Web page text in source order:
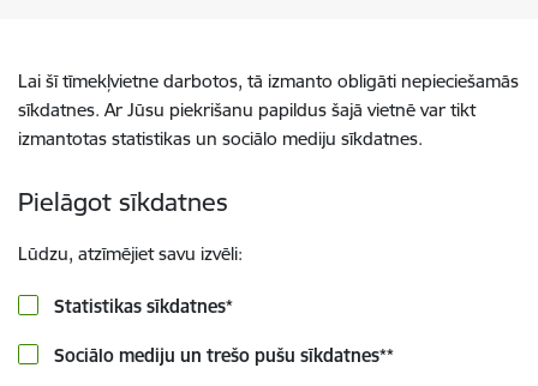
Lai šī tīmekļvietne darbotos, tā izmanto obligāti nepieciešamās
sīkdatnes. Ar Jūsu piekrišanu papildus šajā vietnē var tikt
izmantotas statistikas un sociālo mediju sīkdatnes.
Pielāgot sīkdatnes
Lūdzu, atzīmējiet savu izvēli:
Statistikas sīkdatnes*
Sociālo mediju un trešo pušu sīkdatnes**